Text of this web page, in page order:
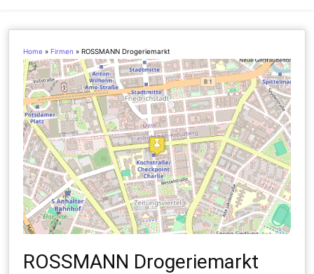
Home » Firmen »ROSSMANN Drogeriemarkt
ROSSMANN Drogeriemarkt